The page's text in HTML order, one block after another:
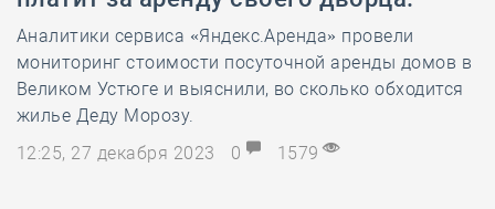
Аналитики сервиса «Яндекс.Аренда» провели
мониторинг стоимости посуточной аренды домов в
Великом Устюге и выяснили, во сколько обходится
жилье Деду Морозу.
12:25, 27 декабря 2023
0 1579